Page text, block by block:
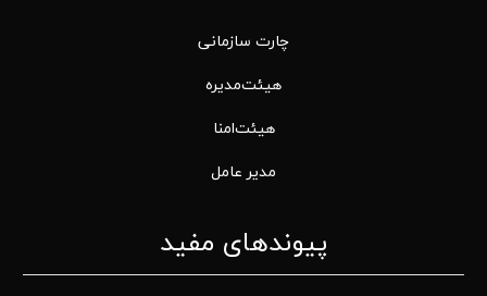
چارت سازمانی
هیئت‌مدیره
هیئت‌امنا
مدیر عامل
پیوندهای مفید